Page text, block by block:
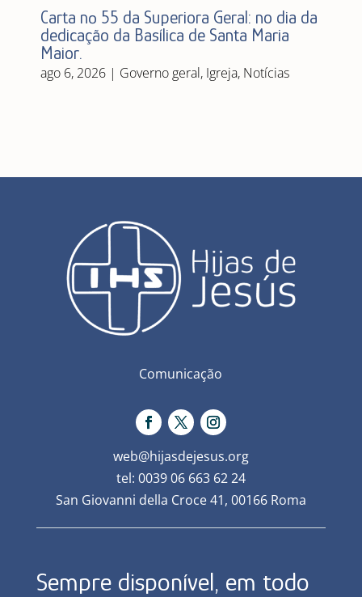
Carta nº 55 da Superiora Geral: no dia da
dedicação da Basílica de Santa Maria
Maior.
ago 6, 2026| Governo geral, Igreja, Notícias
Comunicação
web@hijasdejesus.org
tel: 0039 06 663 62 24
San Giovanni della Croce 41, 00166 Roma
Sempre disponível, em todo